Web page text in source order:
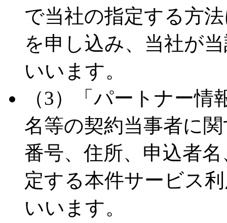
で当社の指定する方
を申し込み、当社が
いいます。
（3）「パートナー
名等の契約当事者に
番号、住所、申込者
定する本件サービス
いいます。